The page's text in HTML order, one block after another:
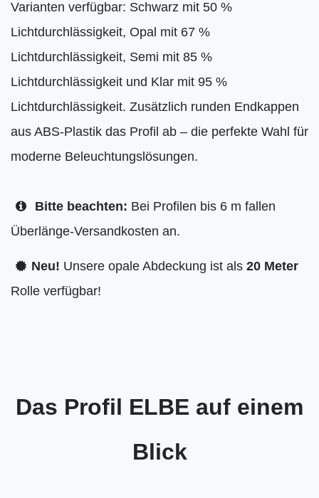
Varianten verfügbar: Schwarz mit 50 %
Lichtdurchlässigkeit, Opal mit 67 %
Lichtdurchlässigkeit, Semi mit 85 %
Lichtdurchlässigkeit und Klar mit 95 %
Lichtdurchlässigkeit. Zusätzlich runden Endkappen
aus ABS-Plastik das Profil ab – die perfekte Wahl für
moderne Beleuchtungslösungen.
Bitte beachten: Bei Profilen bis 6 m fallen
Überlänge-Versandkosten an.
Neu! Unsere opale Abdeckung ist als 20 Meter
Rolle verfügbar!
Das Profil ELBE auf einem
Blick